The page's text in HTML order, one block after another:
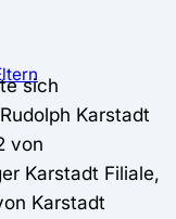
sich
Karstadt
von
Karstadt Filiale,
Karstadt